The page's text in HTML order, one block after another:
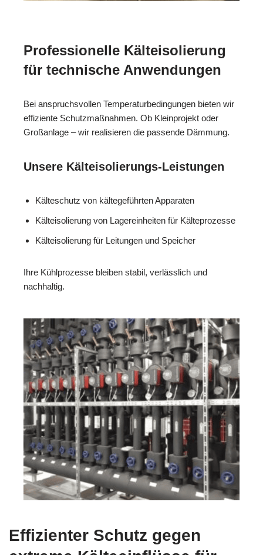
Professionelle Kälteisolierung
für technische Anwendungen
Bei anspruchsvollen Temperaturbedingungen bieten wir
effiziente Schutzmaßnahmen. Ob Kleinprojekt oder
Großanlage – wir realisieren die passende Dämmung.
Unsere Kälteisolierungs-Leistungen
Kälteschutz von kältegeführten Apparaten
Kälteisolierung von Lagereinheiten für Kälteprozesse
Kälteisolierung für Leitungen und Speicher
Ihre Kühlprozesse bleiben stabil, verlässlich und
nachhaltig.
Effizienter Schutz gegen